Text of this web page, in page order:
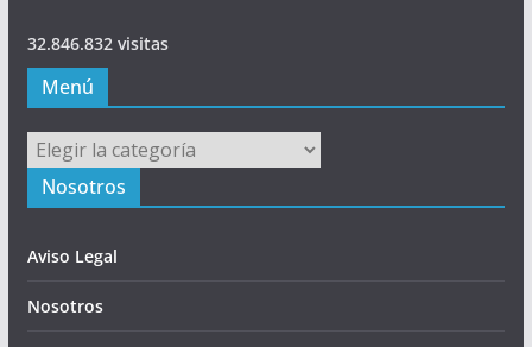
32.846.832 visitas
Menú
Menú
Nosotros
Aviso Legal
Nosotros